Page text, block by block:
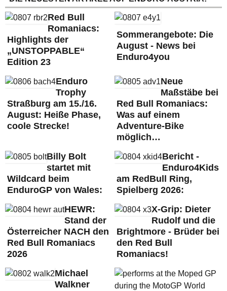
Red Bull
Romaniacs:
Highlights der
„UNSTOPPABLE“
Edition 23
Sommerangebote: Die
August - News bei
Enduro4you
Enduro
Trophy
Straßburg am 15./16.
August: Heiße Phase,
coole Strecke!
Neue
Maßstäbe bei
Red Bull Romaniacs:
Was auf einem
Adventure-Bike
möglich…
Billy Bolt
startet mit
Wildcard beim
EnduroGP von Wales:
Bericht -
Enduro4Kids
am RedBull Ring,
Spielberg 2026:
HEWR:
Stand der
Österreicher NACH den
Red Bull Romaniacs
2026
X-Grip: Dieter
Rudolf und die
Brightmore - Brüder bei
den Red Bull
Romaniacs!
Michael
Walkner